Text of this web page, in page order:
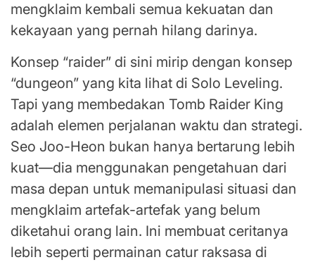
mengklaim kembali semua kekuatan dan
kekayaan yang pernah hilang darinya.
Konsep “raider” di sini mirip dengan konsep
“dungeon” yang kita lihat di Solo Leveling.
Tapi yang membedakan Tomb Raider King
adalah elemen perjalanan waktu dan strategi.
Seo Joo-Heon bukan hanya bertarung lebih
kuat—dia menggunakan pengetahuan dari
masa depan untuk memanipulasi situasi dan
mengklaim artefak-artefak yang belum
diketahui orang lain. Ini membuat ceritanya
lebih seperti permainan catur raksasa di